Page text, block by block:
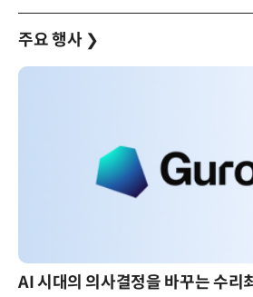
주요 행사 ❯